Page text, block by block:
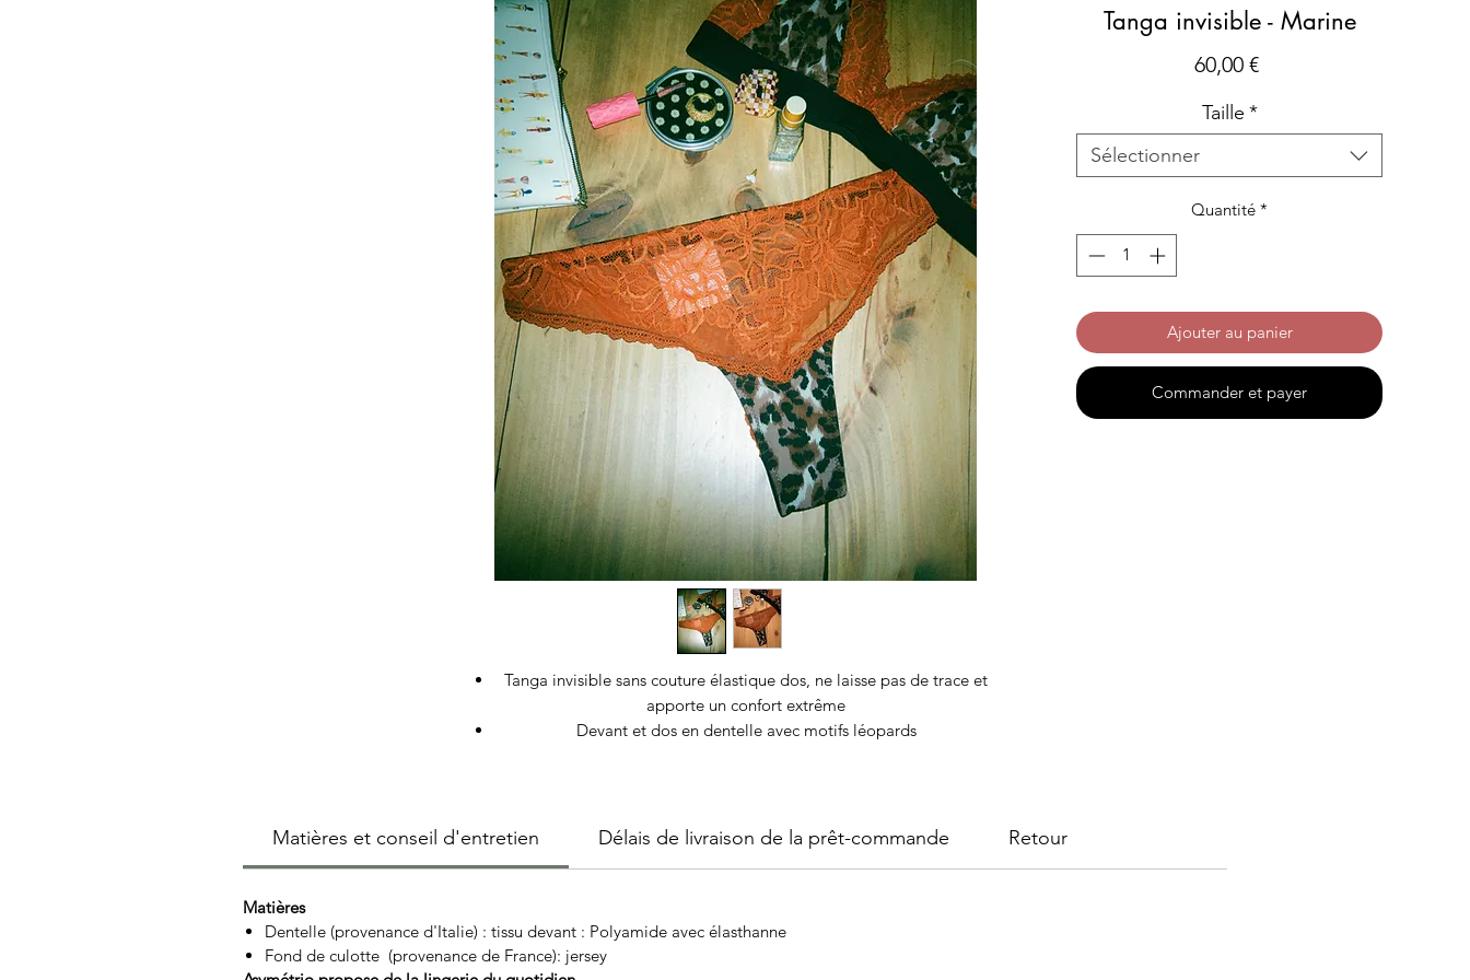
Tanga invisible - Marine
60,00 €Prix
Taille *
Sélectionner
Quantité *
Ajouter au panier
Commander et payer
Tanga invisible sans couture élastique dos, ne laisse pas de trace et
apporte un confort extrême
Devant et dos en dentelle avec motifs léopards
Matières et conseil d'entretien Délais de livraison de la prêt-commande Retour
Matières
Dentelle (provenance d'Italie) : tissu devant : Polyamide avec élasthanne
Fond de culotte (provenance de France): jersey